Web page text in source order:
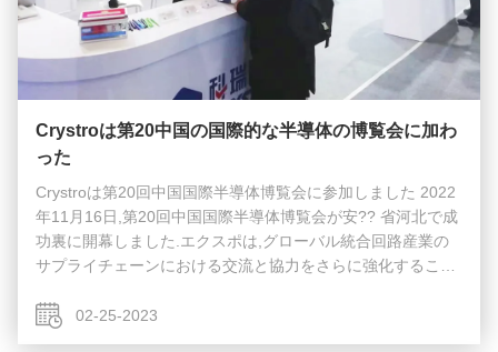
Crystroは第20中国の国際的な半導体の博覧会に加わ
った
Crystroは第20回中国国際半導体博覧会に参加しました 2022
年11月16日,第20回中国国際半導体博覧会が安?? 省河北で成
功裏に開幕しました.エクスポは,グローバル統合回路産業の
サプライチェーンにおける交流と協力をさらに強化すること
を展示し,中国の統合回路産業,経済,社会の高品質な発展を促
02-25-2023